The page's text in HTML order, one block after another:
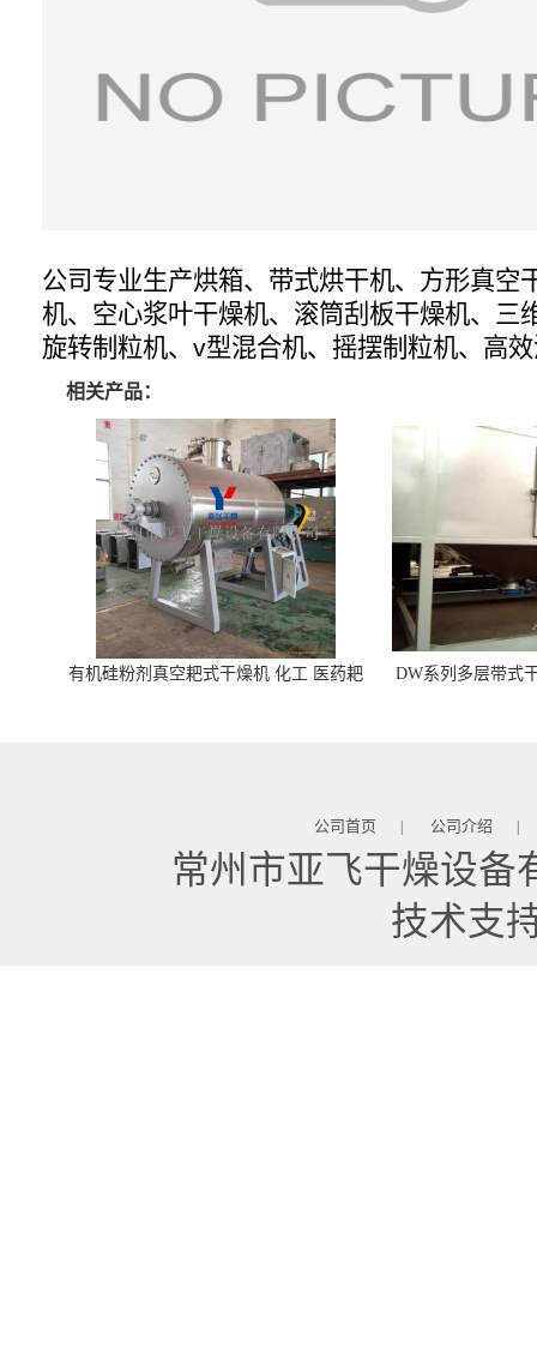
公司专业生产烘箱、带式烘干机、方形真
机、空心浆叶干燥机、滚筒刮板干燥机、三
旋转制粒机、v型混合机、摇摆制粒机、高
相关产品：
有机硅粉剂真空耙式干燥机 化工 医药耙
DW系列多层带式
公司首页 公司介绍
常州市亚飞干燥设备
技术支